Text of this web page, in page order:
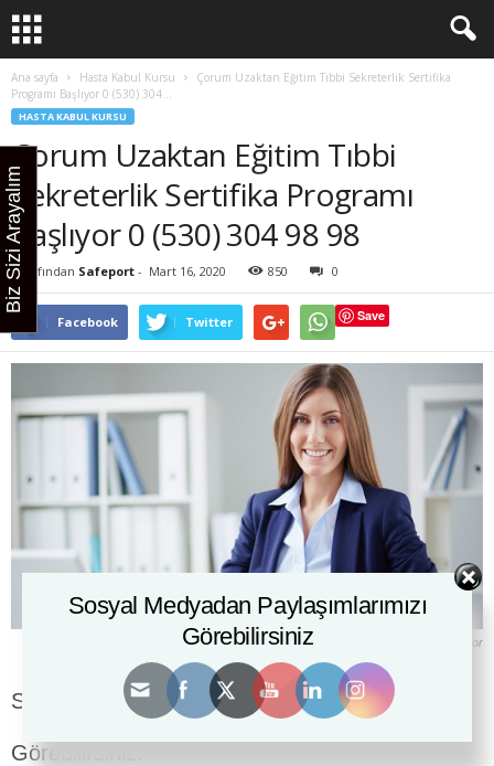
Ana sayfa Hasta Kabul Kursu
Çorum Uzaktan Eğitim Tıbbi Sekreterlik Sertifika
Programı Başlıyor 0 (530) 304...
HASTA KABUL KURSU
Çorum Uzaktan Eğitim Tıbbi
Sekreterlik Sertifika Programı
Başlıyor 0 (530) 304 98 98
Tarafından Safeport - Mart 16, 2020 850 0
Facebook Twitter Save
Adıyaman Uzaktan Eğitim Tıbbi Sekreterlik Sertifika Programı Başlıyor
Sosyal Medyada Kurs İçeriklerimizi
Görebilirsiniz:
Sosyal Medyadan Paylaşımlarımızı
Görebilirsiniz
Biz Sizi Arayalım